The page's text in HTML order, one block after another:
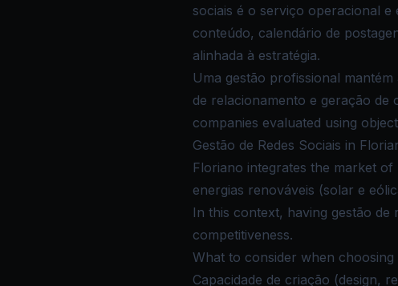
sociais é o serviço operacional
conteúdo, calendário de
alinhada à estratégia.
Uma gestão profissional
de relacionamento e geração de
companies evaluated using
Gestão de Redes Sociais in
Floriano integrates the market
energias renováveis (solar e
In this context, having gestão de
competitiveness.
What to consider when
Capacidade de criação (design,